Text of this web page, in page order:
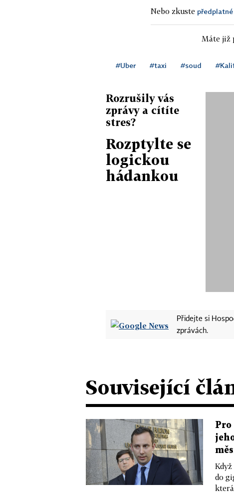
Nebo zkuste
Máte již
#Uber #taxi #soud
Rozrušily vás
zprávy a cítíte
stres?
Rozptylte se
logickou
hádankou
Přidejte si
zprávách.
Související
Pro
do